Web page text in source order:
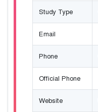
Study Type
Email
Phone
Official Phone
Website